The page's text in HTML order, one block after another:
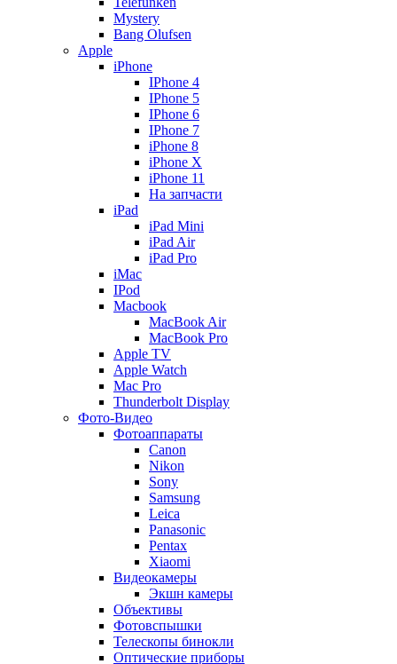
Mystery
Bang Olufsen
Apple
iPhone
IPhone 4
IPhone 5
IPhone 6
IPhone 7
iPhone 8
iPhone X
iPhone 11
На запчасти
iPad
iPad Mini
iPad Air
iPad Pro
iMac
IPod
Macbook
MacBook Air
MacBook Pro
Apple TV
Apple Watch
Mac Pro
Thunderbolt Display
Фото-Видео
Фотоаппараты
Canon
Nikon
Sony
Samsung
Leica
Panasonic
Pentax
Xiaomi
Видеокамеры
Экшн камеры
Объективы
Фотовспышки
Телескопы бинокли
Оптические приборы